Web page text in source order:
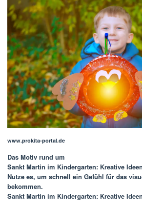
www.prokita-portal.de
Das Motiv rund um
Sankt Martin im Kindergarten: Kreative Ideen
Nutze es, um schnell ein Gefühl für das
bekommen.
Sankt Martin im Kindergarten: Kreative